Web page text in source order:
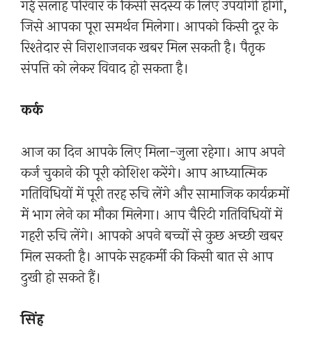
गई सलाह परिवार के किसी सदस्य के लिए उपयोगी होगी,
जिसे आपका पूरा समर्थन मिलेगा। आपको किसी दूर के
रिश्तेदार से निराशाजनक खबर मिल सकती है। पैतृक
संपत्ति को लेकर विवाद हो सकता है।
कर्क
आज का दिन आपके लिए मिला-जुला रहेगा। आप अपने
कर्ज चुकाने की पूरी कोशिश करेंगे। आप आध्यात्मिक
गतिविधियों में पूरी तरह रुचि लेंगे और सामाजिक कार्यक्रमों
में भाग लेने का मौका मिलेगा। आप चैरिटी गतिविधियों में
गहरी रुचि लेंगे। आपको अपने बच्चों से कुछ अच्छी खबर
मिल सकती है। आपके सहकर्मी की किसी बात से आप
दुखी हो सकते हैं।
सिंह